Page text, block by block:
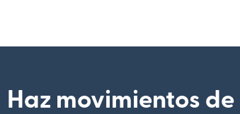
Haz movimientos